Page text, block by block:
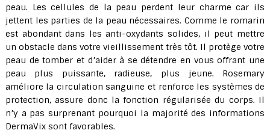
peau. Les cellules de la peau perdent leur charme car ils
jettent les parties de la peau nécessaires. Comme le romarin
est abondant dans les anti-oxydants solides, il peut mettre
un obstacle dans votre vieillissement très tôt. Il protège votre
peau de tomber et d’aider à se détendre en vous offrant une
peau plus puissante, radieuse, plus jeune. Rosemary
améliore la circulation sanguine et renforce les systèmes de
protection, assure donc la fonction régularisée du corps. Il
n’y a pas surprenant pourquoi la majorité des informations
DermaVix sont favorables.